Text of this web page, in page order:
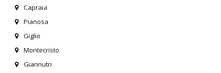
Capraia
Pianosa
Giglio
Montecristo
Giannutri